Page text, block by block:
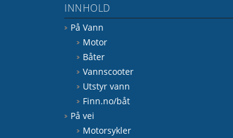
VANN
FINN.NO/BÅT
INNHOLD
På Vann
Motor
Båter
Vannscooter
Utstyr vann
Finn.no/båt
På vei
Motorsykler